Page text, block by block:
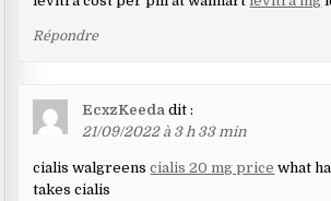
Répondre
EcxzKeeda dit :
21/09/2022 à 3 h 33 min
cialis walgreenscialis 20 mg price what
takes cialis